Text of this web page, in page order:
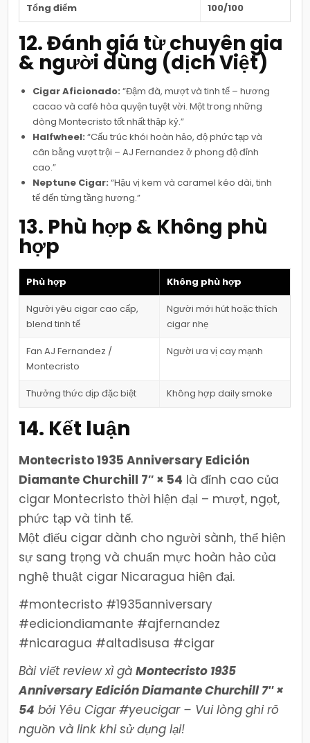
Tổng điểm 100/100
12. Đánh giá từ chuyên gia
& người dùng (dịch Việt)
Cigar Aficionado: “Đậm đà, mượt và tinh tế – hương
cacao và café hòa quyện tuyệt vời. Một trong những
dòng Montecristo tốt nhất thập kỷ.”
Halfwheel: “Cấu trúc khói hoàn hảo, độ phức tạp và
cân bằng vượt trội – AJ Fernandez ở phong độ đỉnh
cao.”
Neptune Cigar: “Hậu vị kem và caramel kéo dài, tinh
tế đến từng tầng hương.”
13. Phù hợp & Không phù
hợp
Phù hợp Không phù hợp
Người yêu cigar cao cấp,
blend tinh tế
Người mới hút hoặc thích
cigar nhẹ
Fan AJ Fernandez /
Montecristo
Người ưa vị cay mạnh
Thưởng thức dịp đặc biệt Không hợp daily smoke
14. Kết luận
Montecristo 1935 Anniversary Edición
Diamante Churchill 7″ × 54 là đỉnh cao của
cigar Montecristo thời hiện đại – mượt, ngọt,
phức tạp và tinh tế.
Một điếu cigar dành cho người sành, thể hiện
sự sang trọng và chuẩn mực hoàn hảo của
nghệ thuật cigar Nicaragua hiện đại.
#montecristo #1935anniversary
#ediciondiamante #ajfernandez
#nicaragua #altadisusa #cigar
Bài viết review xì gàMontecristo 1935
Anniversary Edición Diamante Churchill 7″ ×
54 bởi Yêu Cigar #yeucigar – Vui lòng ghi rõ
nguồn và link khi sử dụng lại!